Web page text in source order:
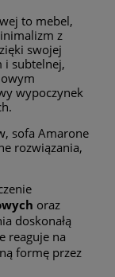
to mebel,
z
swojej
i subtelnej,
wypoczynek
sofa Amarone
rozwiązania,
oraz
doskonałą
reaguje na
formę przez